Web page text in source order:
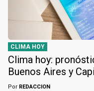
CLIMA HOY
Clima hoy:
Buenos Aires y
Por REDACCION